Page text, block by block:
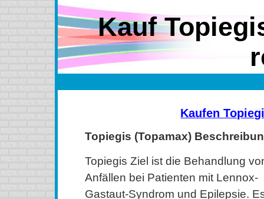
Kauf
Kaufen
Topiegis (Topamax)
Topiegis Ziel ist die Behandlung
Anfällen bei Patienten mit Lennox-
Gastaut-Syndrom und Epilepsie.